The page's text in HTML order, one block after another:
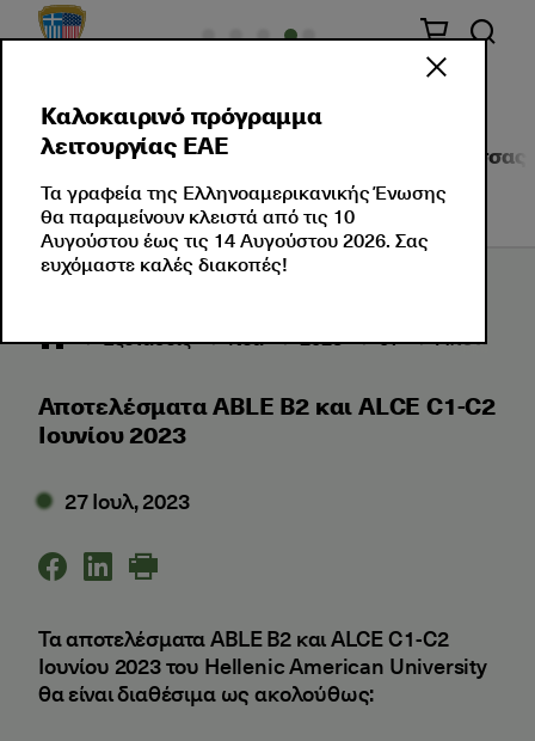
Σχετικά με Εμάς Πιστοποιήσεις Ξένης Γλώσσας
Εξετάσεις Νέα 2023 07
Αποτελέσματα ABLE B2 και ALCE C1-C2
Ιουνίου 2023
27 Ιουλ, 2023
Τα αποτελέσματα ABLE B2 και ALCE C1-C2
Ιουνίου 2023 του Hellenic American University
θα είναι διαθέσιμα ως ακολούθως:
Καλοκαιρινό πρόγραμμα
λειτουργίας ΕΑΕ
Τα γραφεία της Ελληνοαμερικανικής Ένωσης
θα παραμείνουν κλειστά από τις 10
Αυγούστου έως τις 14 Αυγούστου 2026. Σας
ευχόμαστε καλές διακοπές!